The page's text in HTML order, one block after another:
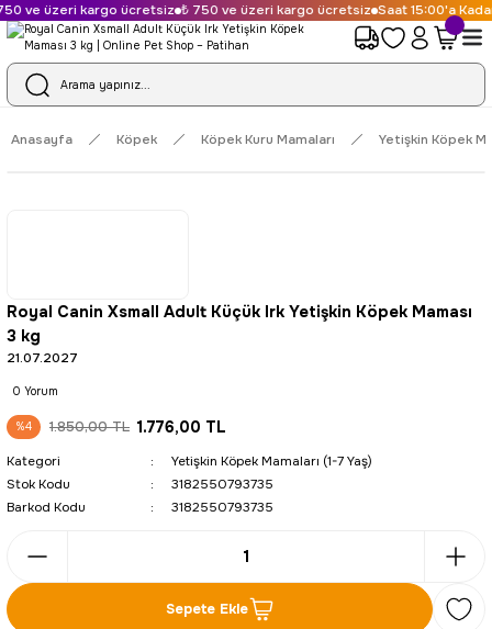
ve üzeri kargo ücretsiz ₺ 750 ve üzeri kargo ücretsiz Saat 15:00'a Kadar
Anasayfa Köpek Köpek Kuru Mamaları Yetişkin Köpek
Royal Canin Xsmall Adult Küçük Irk Yetişkin Köpek Maması
3 kg
21.07.2027
0 Yorum
%4 1.850,00 TL 1.776,00 TL
Kategori
Yetişkin Köpek Mamaları (1-7 Yaş)
Stok Kodu
3182550793735
Barkod Kodu
3182550793735
Sepete Ekle